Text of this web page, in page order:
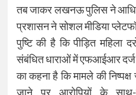
तब जाकर लखनऊ पुलिस ने
प्रशासन ने सोशल मीडिया
पुष्टि की है कि पीड़ित महिला
संबंधित धाराओं में एफआईआर दर्ज
का कहना है कि मामले की
जाने पर आरोपियों के साथ-